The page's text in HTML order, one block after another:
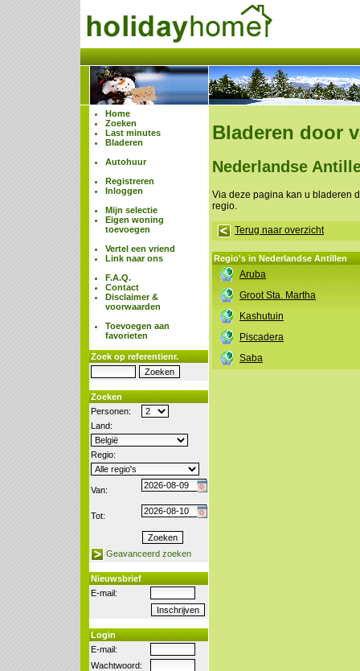
Home
Zoeken
Last minutes
Bladeren
Autohuur
Registreren
Inloggen
Mijn selectie
Eigen woning
toevoegen
Vertel een vriend
Link naar ons
F.A.Q.
Contact
Disclaimer &
voorwaarden
Toevoegen aan
favorieten
Zoek op referentienr.
Zoeken
Personen:
Land:
Regio:
Van:
Tot:
Geavanceerd zoeken
Nieuwsbrief
E-mail:
Login
E-mail:
Wachtwoord:
Bladeren door
Nederlandse
Via deze pagina kan u bladeren
regio.
Terug naar overzicht
Regio's in Nederlandse Antillen
Aruba
Groot Sta. Martha
Kashutuin
Piscadera
Saba